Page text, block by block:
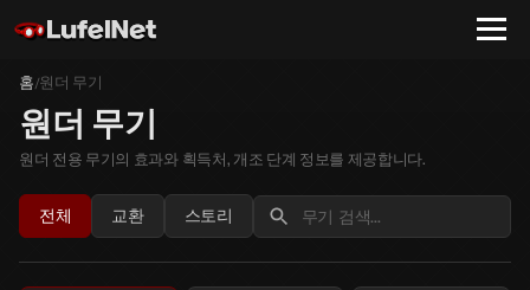
홈/원더 무기
원더 무기
원더 전용 무기의 효과와 획득처, 개조 단계 정보를 제공합니다.
전체 교환 스토리